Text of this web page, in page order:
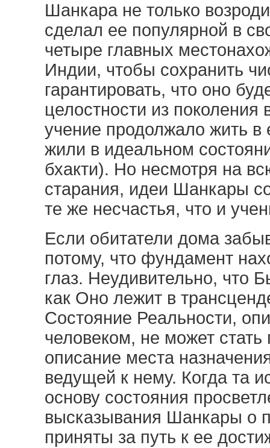
Шанкара не только
сделал ее популярной в
четыре главных
Индии, чтобы сохранить
гарантировать, что оно
целостности из поколения
учение продолжало жить в
жили в идеальном
бхакти). Но несмотря на
старания, идеи Шанкары
те же несчастья, что и
Если обитатели дома
потому, что фундамент
глаз. Неудивительно, что
как Оно лежит в
Состояние Реальности,
человеком, не может
описание места
ведущей к нему. Когда та
основу состояния
высказывания Шанкары о
приняты за путь к ее